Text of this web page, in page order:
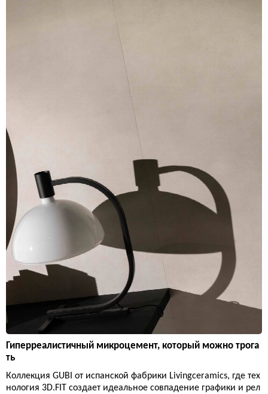
Гиперреалистичный микроцемент, который можно трога
ть
Коллекция GUBI от испанской фабрики Livingceramics, где тех
нология 3D.FIT создает идеальное совпадение графики и рел